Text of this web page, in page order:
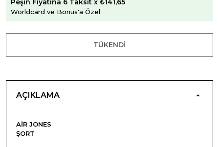
Peşin Fiyatına 6 Taksit x ₺141,65
Worldcard ve Bonus'a Özel
TÜKENDI
AÇIKLAMA
AIR JONES
ŞORT